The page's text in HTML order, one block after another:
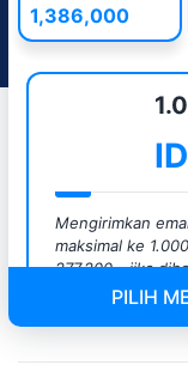
1,386,000
Mengirimkan
maksimal ke
277.200,- jika
PILIH